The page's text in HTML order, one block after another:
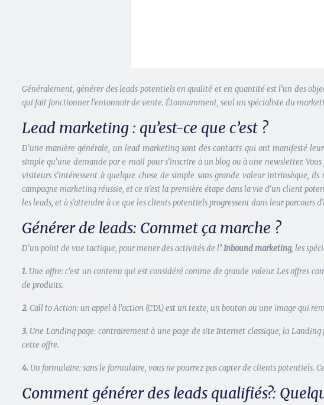
Généralement, générer des leads potentiels en qualité et en quantité est l’un des
qui fait fonctionner l’entonnoir de vente. Étonnamment, seul un spécialiste du
Lead marketing : qu’est-ce que c’est ?
D’une manière générale, un lead marketing sont des contacts qui ont manifesté
simple qu’une demande par e-mail pour s’inscrire à un blog ou à une newsletter.
visiteurs s’intéressent à quelque chose de simple sans grande valeur intrinsèque,
campagne marketing réussie, et ce n’est la première étape dans la vie d’un client
les leads, et à s’attendre à ce que les clients potentiels progressent dans leur parcours
Générer de leads: Commet ça marche ?
D’un point de vue tactique, pour mener des activités de l’ Inbound marketing, les
1. Une offre: c’est un contenu qui est considéré comme de grande valeur. Les offres
de produits.
2. Call to Action: un appel à l’action (CTA) est un texte, un bouton ou une image qui
3. Une Landing page: contrairement à une page de site Internet classique, la
cette offre.
4. Un formulaire: sans le formulaire, vous ne pourrez pas capter de clients potentiels.
Comment générer des leads qualifiés?: